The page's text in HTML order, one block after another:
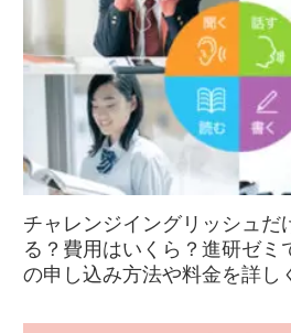
チャレンジイングリッシュだ
る？費用はいくら？進研ゼミ
の申し込み方法や料金を詳し